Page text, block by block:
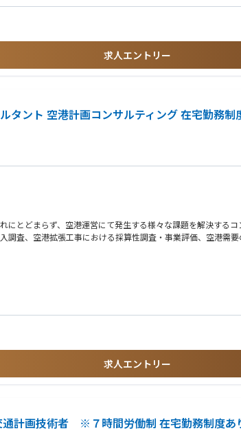
求人エントリー
タント 空港計画コンサルティング 在宅勤務制
とどまらず、空港運営にて発生する様々な課題を解決するコ
査、空港拡張工事における採算性調査・事業評価、空港需
ニーズに合わせて業務内容も変化していきます。コンサル
求人エントリー
通計画技術者 ※７時間労働制 在宅勤務制度